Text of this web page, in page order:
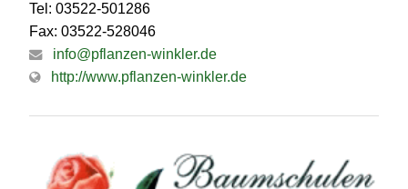
Tel: 03522-501286
Fax: 03522-528046
info@pflanzen-winkler.de
http://www.pflanzen-winkler.de